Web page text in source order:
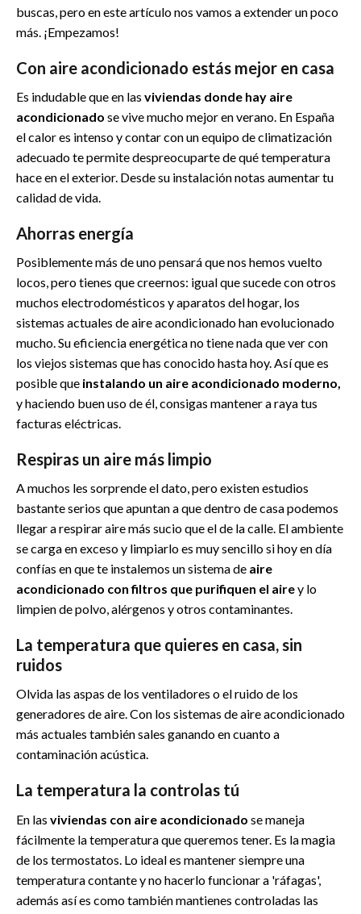
buscas, pero en este artículo nos vamos a extender un poco
más. ¡Empezamos!
Con aire acondicionado estás mejor en casa
Es indudable que en las viviendas donde hay aire
acondicionado se vive mucho mejor en verano. En España
el calor es intenso y contar con un equipo de climatización
adecuado te permite despreocuparte de qué temperatura
hace en el exterior. Desde su instalación notas aumentar tu
calidad de vida.
Ahorras energía
Posiblemente más de uno pensará que nos hemos vuelto
locos, pero tienes que creernos: igual que sucede con otros
muchos electrodomésticos y aparatos del hogar, los
sistemas actuales de aire acondicionado han evolucionado
mucho. Su eficiencia energética no tiene nada que ver con
los viejos sistemas que has conocido hasta hoy. Así que es
posible que instalando un aire acondicionado moderno,
y haciendo buen uso de él, consigas mantener a raya tus
facturas eléctricas.
Respiras un aire más limpio
A muchos les sorprende el dato, pero existen estudios
bastante serios que apuntan a que dentro de casa podemos
llegar a respirar aire más sucio que el de la calle. El ambiente
se carga en exceso y limpiarlo es muy sencillo si hoy en día
confías en que te instalemos un sistema de aire
acondicionado con filtros que purifiquen el airey lo
limpien de polvo, alérgenos y otros contaminantes.
La temperatura que quieres en casa, sin
ruidos
Olvida las aspas de los ventiladores o el ruido de los
generadores de aire. Con los sistemas de aire acondicionado
más actuales también sales ganando en cuanto a
contaminación acústica.
La temperatura la controlas tú
En las viviendas con aire acondicionado se maneja
fácilmente la temperatura que queremos tener. Es la magia
de los termostatos. Lo ideal es mantener siempre una
temperatura contante y no hacerlo funcionar a 'ráfagas',
además así es como también mantienes controladas las